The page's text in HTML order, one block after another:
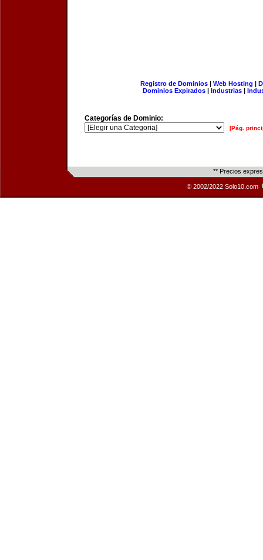
Registro de Dominios| Web Hosting |
Dominios Expirados | Industrias |
Categorías de Dominio:
[Pág.
** Precios
© 2002/2022 Solo10.com